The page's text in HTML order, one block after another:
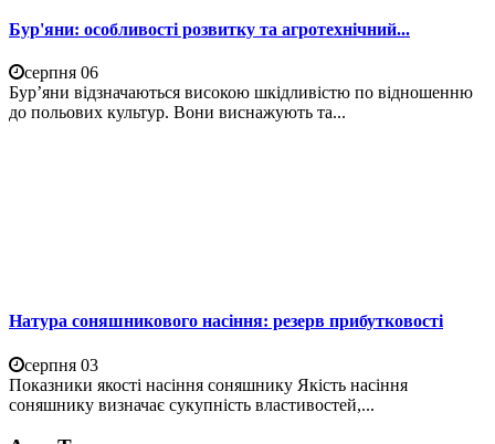
Бур'яни: особливості розвитку та агротехнічний...
серпня 06
Бур’яни відзначаються високою шкідливістю по відношенню
до польових культур. Вони виснажують та...
Натура соняшникового насіння: резерв прибутковості
серпня 03
Показники якості насіння соняшнику Якість насіння
соняшнику визначає сукупність властивостей,...